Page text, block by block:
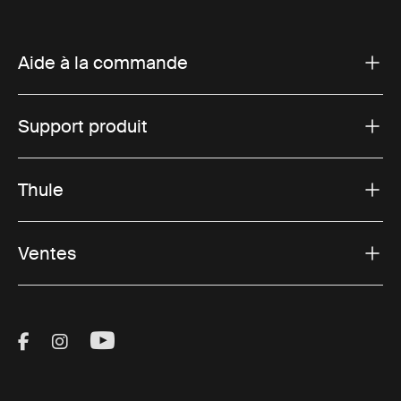
Aide à la commande
Support produit
Thule
Ventes
Visit Thule on Facebook (external link)
Visit Thule on Instagram (external link)
Visit Thule on Youtube (external